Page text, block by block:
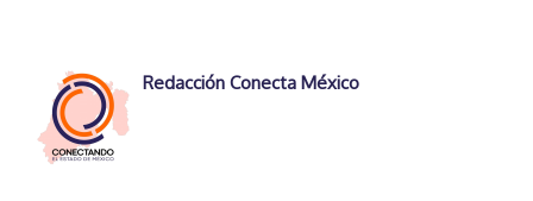
Redacción Conecta México